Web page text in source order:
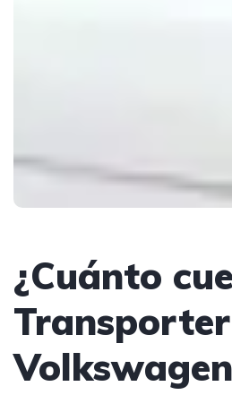
¿Cuánto
Transporter